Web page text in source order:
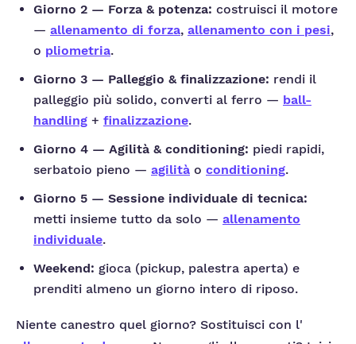
Giorno 2 — Forza & potenza: costruisci il motore
— allenamento di forza, allenamento con i pesi,
o pliometria.
Giorno 3 — Palleggio & finalizzazione: rendi il
palleggio più solido, converti al ferro — ball-
handling + finalizzazione.
Giorno 4 — Agilità & conditioning: piedi rapidi,
serbatoio pieno — agilità o conditioning.
Giorno 5 — Sessione individuale di tecnica:
metti insieme tutto da solo — allenamento
individuale.
Weekend: gioca (pickup, palestra aperta) e
prenditi almeno un giorno intero di riposo.
Niente canestro quel giorno? Sostituisci con l'